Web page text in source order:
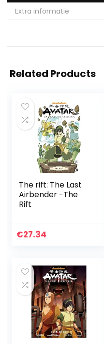
Extra informatie
Related Products
The rift: The Last
Airbender -The
Rift
€27.34